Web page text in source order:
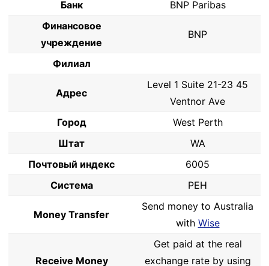
Банк
BNP Paribas
Финансовое
учреждение
BNP
Филиал
Адрес
Level 1 Suite 21-23 45
Ventnor Ave
Город
West Perth
Штат
WA
Почтовый индекс
6005
Система
PEH
Money Transfer
Send money to Australia
with Wise
Receive Money
Get paid at the real
exchange rate by using